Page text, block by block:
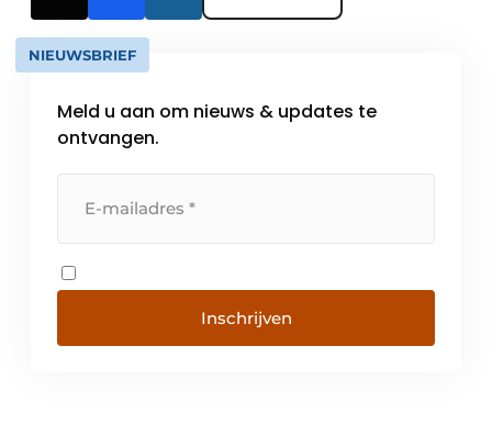
NIEUWSBRIEF
Meld u aan om nieuws & updates te
ontvangen.
Inschrijven